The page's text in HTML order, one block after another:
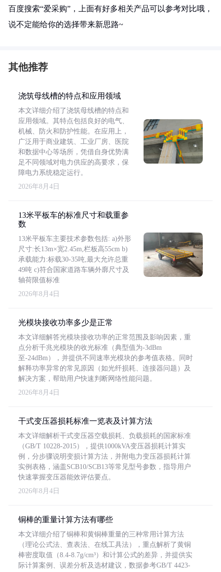
百度搜索“爱采购”，上面有好多相关产品可以参考对比哦，
说不定能给你的选择带来新思路~
其他推荐
浇筑母线槽的特点和应用领域
本文详细介绍了浇筑母线槽的特点和
应用领域。其特点包括良好的电气、
机械、防火和防护性能。在应用上，
广泛用于商业建筑、工业厂房、医院
和数据中心等场所，凭借自身优势满
足不同领域对电力供应的高要求，保
障电力系统稳定运行。
2026年8月4日
13米平板车的标准尺寸和载重参
数
13米平板车主要技术参数包括: a)外形
尺寸:长13m×宽2.45m,栏板高55cm b)
承载能力:标载30-35吨,最大允许总重
49吨 c)符合国家道路车辆外廓尺寸及
轴荷限值标准
2026年8月4日
光模块接收功率多少是正常
本文详细解答光模块接收功率的正常范围及影响因素，重
点分析千兆光模块的收光标准（典型值为-3dBm
至-24dBm），并提供不同速率光模块的参考值表格。同时
解释功率异常的常见原因（如光纤损耗、连接器问题）及
解决方案，帮助用户快速判断网络性能问题。
2026年8月4日
干式变压器损耗标准一览表及计算方法
本文详细解析干式变压器空载损耗、负载损耗的国家标准
（GB/T 10228-2015），提供1000kVA变压器损耗计算实
例，分步骤说明变损计算方法，并附电力变压器损耗计算
实例表格，涵盖SCB10/SCB13等常见型号参数，指导用户
快速掌握变压器能效评估要点。
2026年8月4日
铜棒的重量计算方法有哪些
本文详细介绍了铜棒和黄铜棒重量的三种常用计算方法
（理论公式法、查表法、在线工具法），重点解析了黄铜
棒密度取值（8.4-8.7g/cm³）和计算公式的差异，并提供实
际计算案例、误差分析及选材建议，数据参考GB/T 4423-